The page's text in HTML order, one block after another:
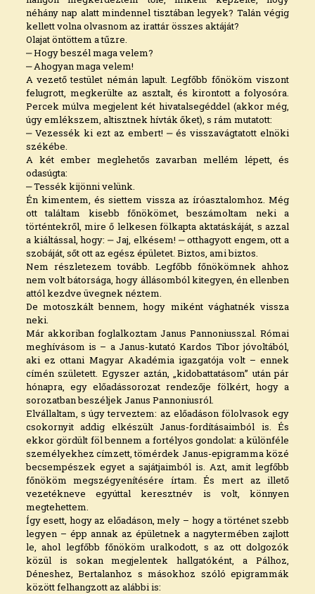
néhány nap alatt mindennel tisztában legyek? Talán végig
kellett volna olvasnom az irattár összes aktáját?
Olajat öntöttem a tűzre.
‒ Hogy beszél maga velem?
‒ Ahogyan maga velem!
A vezető testület némán lapult. Legfőbb főnököm viszont
felugrott, megkerülte az asztalt, és kirontott a folyosóra.
Percek múlva megjelent két hivatalsegéddel (akkor még,
úgy emlékszem, altisztnek hívták őket), s rám mutatott:
‒ Vezessék ki ezt az embert! ‒ és visszavágtatott elnöki
székébe.
A két ember meglehetős zavarban mellém lépett, és
odasúgta:
‒ Tessék kijönni velünk.
Én kimentem, és siettem vissza az íróasztalomhoz. Még
ott találtam kisebb főnökömet, beszámoltam neki a
történtekről, mire ő lelkesen fölkapta aktatáskáját, s azzal
a kiáltással, hogy: ‒ Jaj, elkésem! ‒ otthagyott engem, ott a
szobáját, sőt ott az egész épületet. Biztos, ami biztos.
Nem részletezem tovább. Legfőbb főnökömnek ahhoz
nem volt bátorsága, hogy állásomból kitegyen, én ellenben
attól kezdve üvegnek néztem.
De motoszkált bennem, hogy miként vághatnék vissza
neki.
Már akkoriban foglalkoztam Janus Pannoniusszal. Római
meghívásom is – a Janus-kutató Kardos Tibor jóvoltából,
aki ez ottani Magyar Akadémia igazgatója volt – ennek
címén született. Egyszer aztán, „kidobattatásom” után pár
hónapra, egy előadássorozat rendezője fölkért, hogy a
sorozatban beszéljek Janus Pannoniusról.
Elvállaltam, s úgy terveztem: az előadáson fölolvasok egy
csokornyit addig elkészült Janus-fordításaimból is. És
ekkor gördült föl bennem a fortélyos gondolat: a különféle
személyekhez címzett, tömérdek Janus-epigramma közé
becsempészek egyet a sajátjaimból is. Azt, amit legfőbb
főnököm megszégyenítésére írtam. És mert az illető
vezetékneve egyúttal keresztnév is volt, könnyen
megtehettem.
Így esett, hogy az előadáson, mely – hogy a történet szebb
legyen – épp annak az épületnek a nagytermében zajlott
le, ahol legfőbb főnököm uralkodott, s az ott dolgozók
közül is sokan megjelentek hallgatóként, a Pálhoz,
Déneshez, Bertalanhoz s másokhoz szóló epigrammák
között felhangzott az aláb­bi is: